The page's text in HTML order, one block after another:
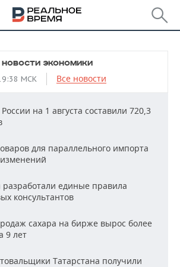
ДОХОДАХ
ПФО
НОВОСТИ ЭКОНОМИКИ
МСК Все новости
на 1 августа составили 720,3
для параллельного импорта
разработали единые правила
консультантов
сахара на бирже вырос более
9 лет
Татарстана получили